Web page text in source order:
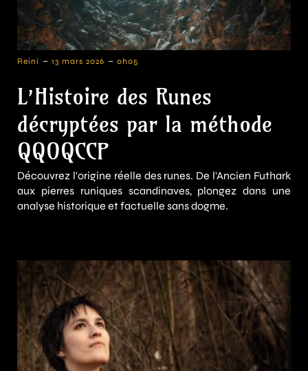
Reini - 13 mars 2026 - 0h05
L’Histoire des Runes
décryptées par la méthode
QQOQCCP
Découvrez l'origine réelle des runes. De l'Ancien Futhark
aux pierres runiques scandinaves, plongez dans une
analyse historique et factuelle sans dogme.